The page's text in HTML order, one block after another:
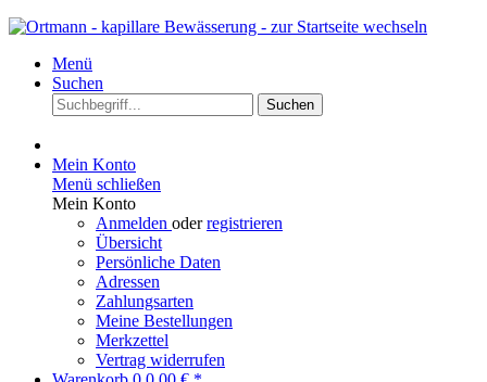
Menü
Suchen
Suchen
Mein Konto
Menü schließen
Mein Konto
Anmelden oderregistrieren
Übersicht
Persönliche Daten
Adressen
Zahlungsarten
Meine Bestellungen
Merkzettel
Vertrag widerrufen